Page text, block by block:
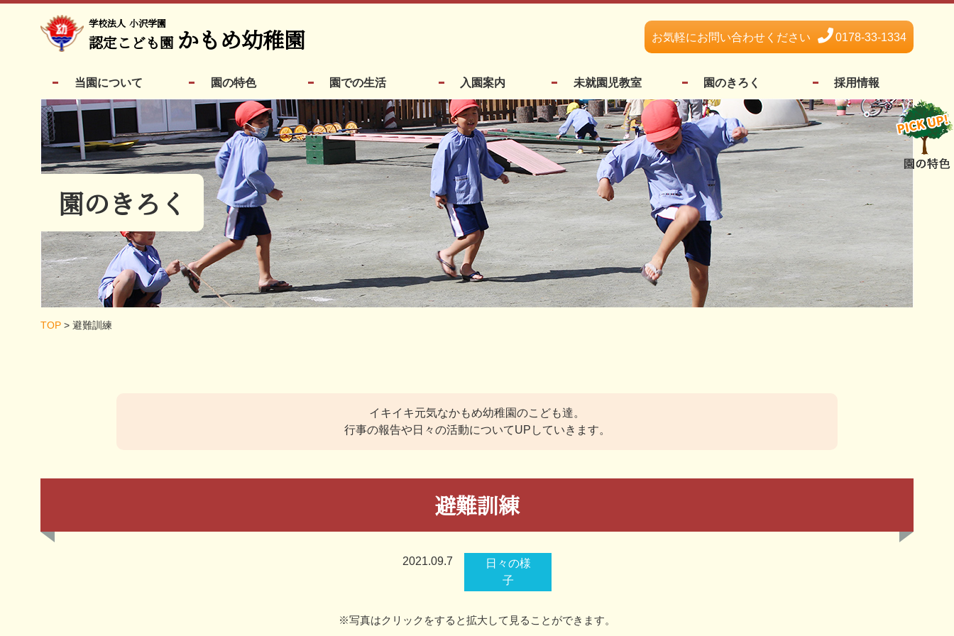
学校法人 小沢学園
認定こども園 かもめ幼稚園 お気軽にお問い合わせください 0178-33-1334
当園について 園の特色 園での生活 入園案内 未就園児教室 園のきろく 採用情報
園のきろく
TOP > 避難訓練
イキイキ元気なかもめ幼稚園のこども達。
行事の報告や日々の活動についてUPしていきます。
避難訓練
2021.09.7
日々の様
子
※写真はクリックをすると拡大して見ることができます。